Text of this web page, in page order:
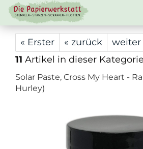
« Erster « zurück weiter
11 Artikel in dieser Kategorie
Solar Paste, Cross My Heart -
Hurley)